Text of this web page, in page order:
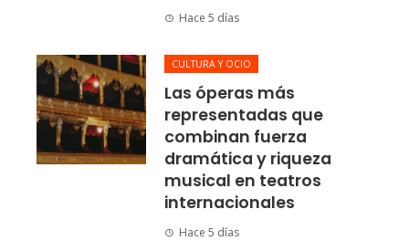
Hace 5 días
CULTURA Y OCIO
Las óperas más
representadas que
combinan fuerza
dramática y riqueza
musical en teatros
internacionales
Hace 5 días